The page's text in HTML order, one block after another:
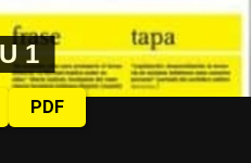
1
PDF